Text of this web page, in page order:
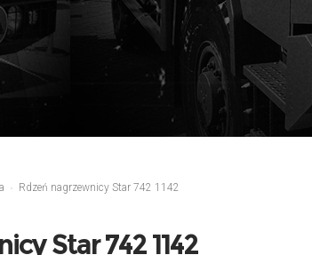
Rdzeń nagrzewnicy Star 742 1142
Star 742 1142